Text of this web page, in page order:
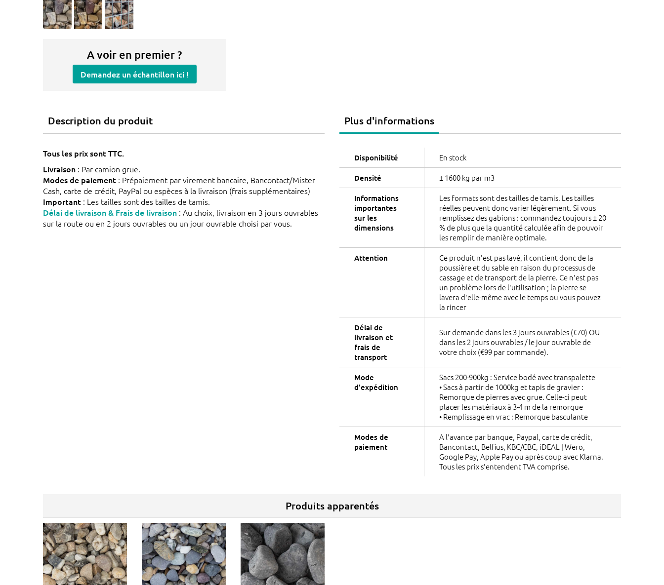
A voir en premier ?
Demandez un échantillon ici !
Description du produit
Tous les prix sont TTC.
Livraison : Par camion grue.
Modes de paiement : Prépaiement par virement bancaire, Bancontact/Mister
Cash, carte de crédit, PayPal ou espèces à la livraison (frais supplémentaires)
Important : Les tailles sont des tailles de tamis.
Délai de livraison & Frais de livraison : Au choix, livraison en 3 jours ouvrables
sur la route ou en 2 jours ouvrables ou un jour ouvrable choisi par vous.
Plus d'informations
Disponibilité En stock
Densité ± 1600 kg par m3
Informations
importantes
sur les
dimensions
Les formats sont des tailles de tamis. Les tailles
réelles peuvent donc varier légèrement. Si vous
remplissez des gabions : commandez toujours ± 20
% de plus que la quantité calculée afin de pouvoir
les remplir de manière optimale.
Attention
Ce produit n'est pas lavé, il contient donc de la
poussière et du sable en raison du processus de
cassage et de transport de la pierre. Ce n'est pas
un problème lors de l'utilisation ; la pierre se
lavera d'elle-même avec le temps ou vous pouvez
la rincer
Délai de
livraison et
frais de
transport
Sur demande dans les 3 jours ouvrables (€70) OU
dans les 2 jours ouvrables / le jour ouvrable de
votre choix (€99 par commande).
Mode
d'expédition
Sacs 200-900kg : Service bodé avec transpalette
• Sacs à partir de 1000kg et tapis de gravier :
Remorque de pierres avec grue. Celle-ci peut
placer les matériaux à 3-4 m de la remorque
• Remplissage en vrac : Remorque basculante
Modes de
paiement
A l'avance par banque, Paypal, carte de crédit,
Bancontact, Belfius, KBC/CBC, iDEAL | Wero,
Google Pay, Apple Pay ou après coup avec Klarna.
Tous les prix s'entendent TVA comprise.
Produits apparentés